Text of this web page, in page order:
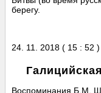
берегу.
24. 11. 2018 ( 15 : 52 )
Воспоминания Б.М.